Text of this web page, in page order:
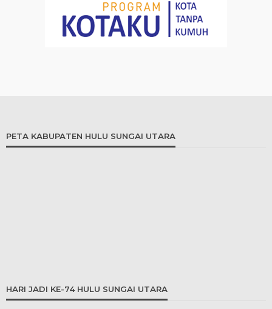
PETA KABUPATEN HULU SUNGAI UTARA
HARI JADI KE-74 HULU SUNGAI UTARA